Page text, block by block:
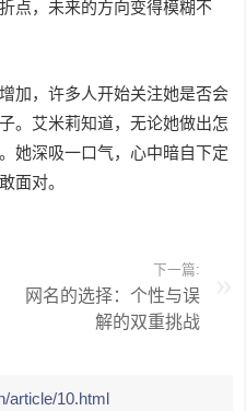
点，未来的方向变得模糊不
加，许多人开始关注她是否会
。艾米莉知道，无论她做出怎
她深吸一口气，心中暗自下定
面对。
下一篇:
网名的选择：个性与误
解的双重挑战
article/10.html